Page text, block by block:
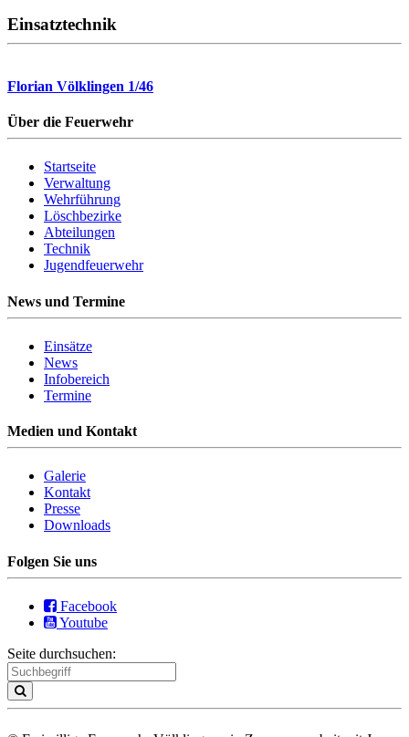
Einsatztechnik
Florian Völklingen 1/46
Über die Feuerwehr
Startseite
Verwaltung
Wehrführung
Löschbezirke
Abteilungen
Technik
Jugendfeuerwehr
News und Termine
Einsätze
News
Infobereich
Termine
Medien und Kontakt
Galerie
Kontakt
Presse
Downloads
Folgen Sie uns
Facebook
Youtube
Seite durchsuchen: